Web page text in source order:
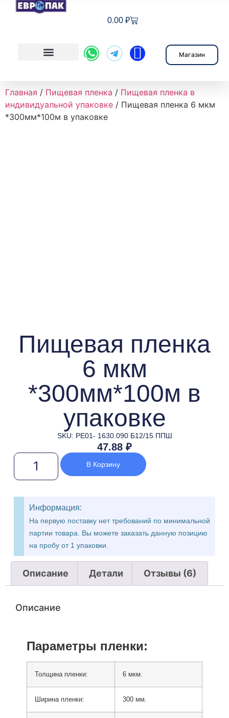
0.00 ₽
Магазин
Главная / Пищевая пленка / Пищевая пленка в
индивидуальной упаковке / Пищевая пленка 6 мкм
*300мм*100м в упаковке
Пищевая пленка
6 мкм
*300мм*100м в
упаковке
SKU: РЕ01- 1630.090 Б12/15 ППШ
47.88 ₽
В Корзину
Информация:
На первую поставку нет требований по минимальной
партии товара. Вы можете заказать данную позицию
на пробу от 1 упаковки.
Описание Детали Отзывы (6)
Описание
Параметры пленки:
Толщина пленки: 6 мкм.
Ширина пленки: 300 мм.